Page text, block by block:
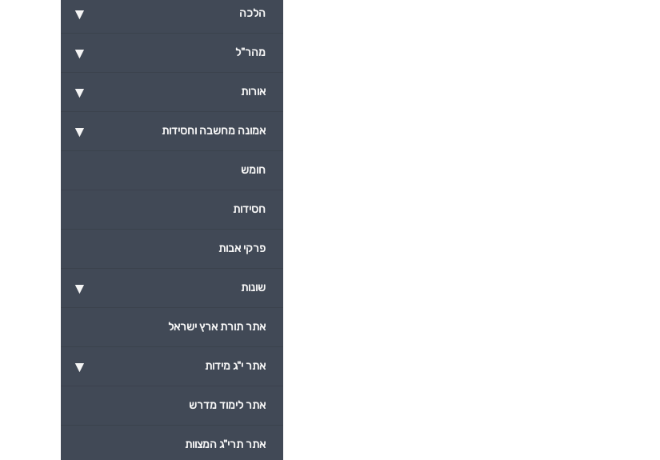
▾ הלכה
▾ מהר"ל
▾ אורות
▾ אמונה מחשבה וחסידות
חומש
חסידות
פרקי אבות
▾ שונות
אתר תורת ארץ ישראל
▾ אתר י"ג מידות
אתר לימוד מדרש
אתר תרי"ג המצוות